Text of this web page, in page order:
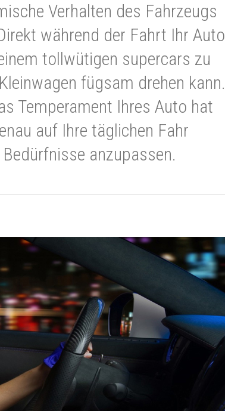
Verhalten des Fahrzeugs
während der Fahrt Ihr Auto
tollwütigen supercars zu
fügsam drehen kann.
Temperament Ihres Auto hat
auf Ihre täglichen Fahr
Bedürfnisse anzupassen.